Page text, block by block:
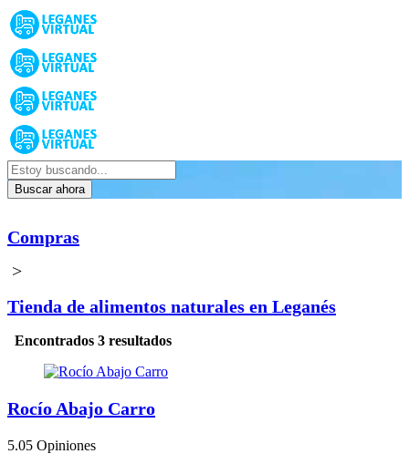
Buscar ahora
Compras
>
Tienda de alimentos naturales en Leganés
Encontrados 3 resultados
Rocío Abajo Carro
5.05 Opiniones